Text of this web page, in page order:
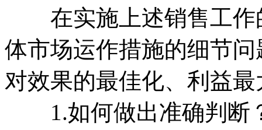
在实施上述销售工作
体市场运作措施的细节
对效果的最佳化、利益最
1.如何做出准确判断